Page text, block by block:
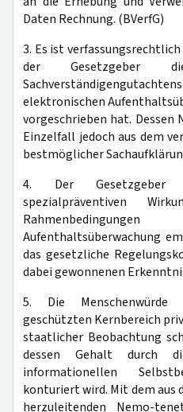
Daten Rechnung. (BVerfG)
3. Es ist
der Gesetzgeber
elektronischen
vorgeschrieben hat.
Einzelfall jedoch aus dem
bestmöglicher
4. Der
spezialpräventiven
Aufenthaltsüberwachung
das gesetzliche
dabei gewonnenen
5. Die
geschützten Kernbereich
staatlicher Beobachtung
dessen Gehalt durch
informationellen
konturiert wird. Mit dem aus
herzuleitenden Nemo-